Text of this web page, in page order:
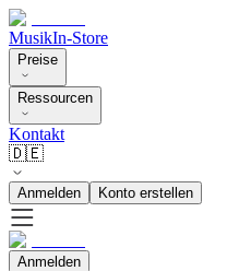
MusikIn-Store
Preise
Ressourcen
Kontakt
🇩🇪
Anmelden Konto erstellen
Anmelden